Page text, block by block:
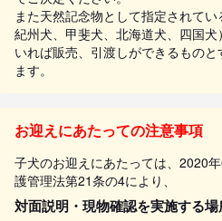
また天然記念物として指定されてい
紀州犬、甲斐犬、北海道犬、四国
いれば販売、引渡しができるもの
ます。
お迎えにあたっての注意事項
子犬のお迎えにあたっては、2020
護管理法第21条の4により、
対面説明・現物確認を実施する